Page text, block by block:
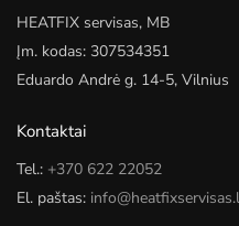
HEATFIX servisas, MB
Įm. kodas: 307534351
Eduardo Andrė g. 14-5, Vilnius
Kontaktai
Tel.: +370 622 22052
El. paštas: